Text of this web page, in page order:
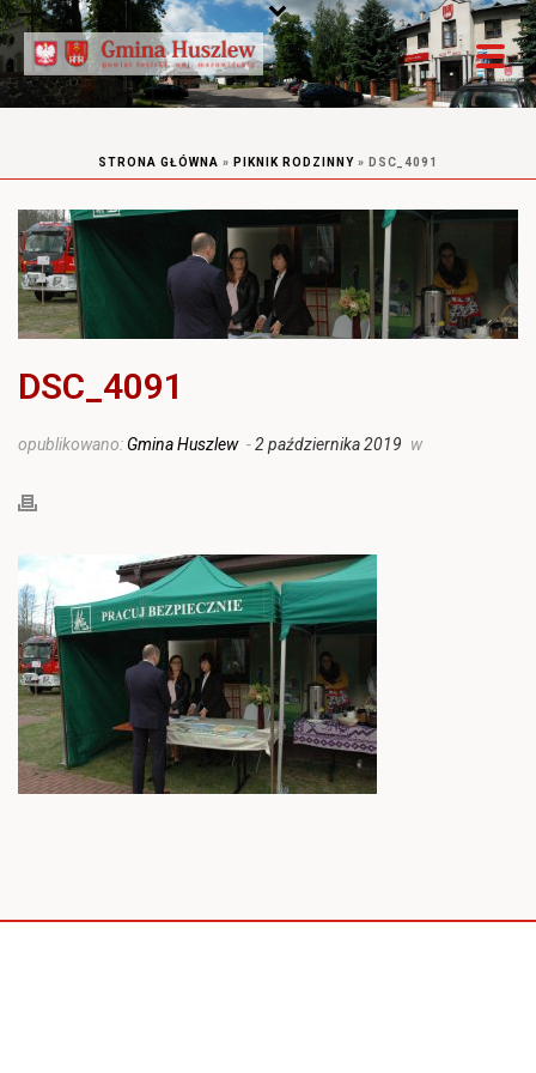
STRONA GŁÓWNA » PIKNIK RODZINNY » DSC_4091
DSC_4091
opublikowano: Gmina Huszlew -2 października 2019 w